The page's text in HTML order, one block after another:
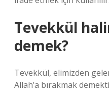
Tevekkül
demek?
Tevekkül, elimizden
Allah’a bırakmak